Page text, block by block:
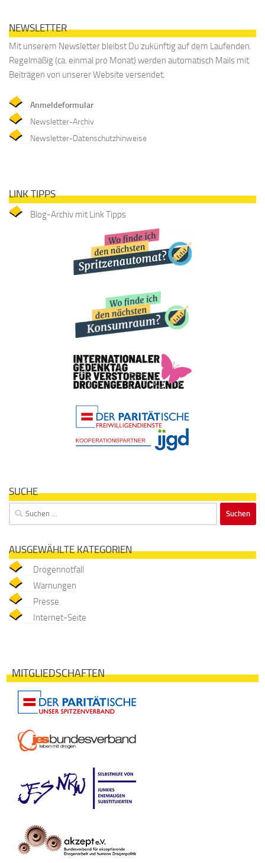
NEWSLETTER
Mit unserem Newsletter bleibst Du zukünftig auf dem Laufenden.
Regelmäßig (ca. einmal pro Monat) werden automatisch Mails mit
Beiträgen von unserer Website versendet.
Anmeldeformular
Newsletter-Archiv
Newsletter-Datenschutzhinweise
LINK TIPPS
Blog-Archiv mit Link Tipps
SUCHE
Suchen
nach:
AUSGEWÄHLTE KATEGORIEN
Drogennotfall
Warnungen
Presse
Internet-Seite
MITGLIEDSCHAFTEN